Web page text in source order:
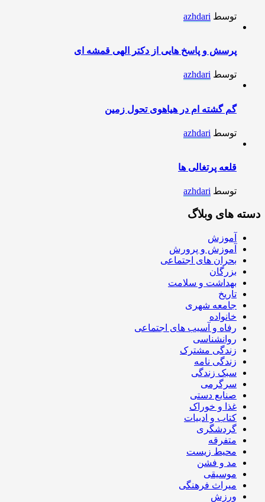
توسط azhdari
پرسش و پاسخ هایی از دکتر الهی قمشه ای
توسط azhdari
گم گشته ام در هیاهوی تحول زمین
توسط azhdari
قلعه پرتغالی ها
توسط azhdari
دسته های وبلاگ
آموزش
آموزش و پرورش
بحران های اجتماعی
بزرگان
بهداشت و سلامت
تاریخ
جامعه شهری
خانواده
رفاه و آسیب های اجتماعی
روانشناسی
زندگی مشترک
زندگی نامه
سبک زندگی
سرگرمی
صنایع دستی
غذا و خوراک
کتاب و ادبیات
گردشگری
متفرقه
محیط زیست
مد و فشن
موسیقی
میراث فرهنگی
ورزش